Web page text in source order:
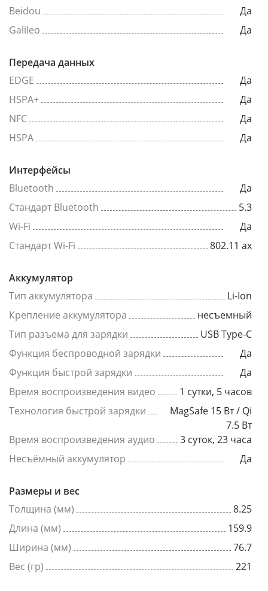
Beidou
Да
Galileo
Да
Передача данных
EDGE
Да
HSPA+
Да
NFC
Да
HSPA
Да
Интерфейсы
Bluetooth
Да
Стандарт Bluetooth
5.3
Wi-Fi
Да
Стандарт Wi-Fi
802.11 ax
Аккумулятор
Тип аккумулятора
Li-Ion
Крепление аккумулятора
несъемный
Тип разъема для зарядки
USB Type-C
Функция беспроводной зарядки
Да
Функция быстрой зарядки
Да
Время воспроизведения видео
1 сутки, 5 часов
Технология быстрой зарядки
MagSafe 15 Вт / Qi
7.5 Вт
Время воспроизведения аудио
3 суток, 23 часа
Несъёмный аккумулятор
Да
Размеры и вес
Толщина (мм)
8.25
Длина (мм)
159.9
Ширина (мм)
76.7
Вес (гр)
221